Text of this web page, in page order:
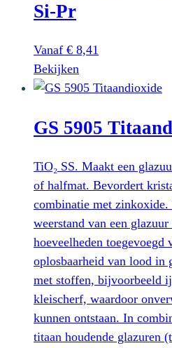
kan
gekozen
worden
de
Si-Pr
Vanaf € 8,41
Bekijken
product
meerdere
Deze
optie
kan
gekozen
worden
op
de
productpagina
GS 5905
TiO₂ SS. Maakt een
of halfmat. Bevordert
combinatie met zinkoxide.
weerstand van een
hoeveelheden toegevoegd
oplosbaarheid van lood in
met stoffen, bijvoorbeeld
kleischerf, waardoor
kunnen ontstaan. In
titaan houdende glazuren